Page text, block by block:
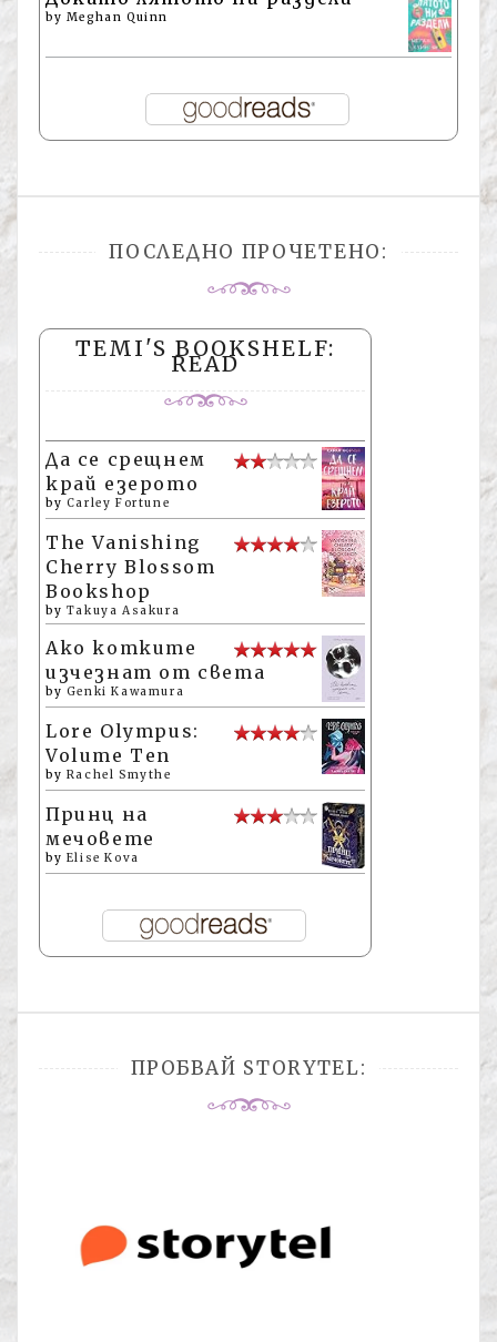
by Meghan Quinn
ПОСЛЕДНО ПРОЧЕТЕНО:
TEMI'S BOOKSHELF:
READ
Да се срещнем
край езерото
by Carley Fortune
The Vanishing
Cherry Blossom
Bookshop
by Takuya Asakura
Ако котките
изчезнат от света
by Genki Kawamura
Lore Olympus:
Volume Ten
by Rachel Smythe
Принц на
мечовете
by Elise Kova
ПРОБВАЙ STORYTEL: